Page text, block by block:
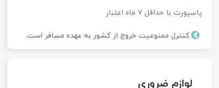
پاسپورت با حداقل 7 ماه اعتبار
کنترل ممنوعیت خروج از کشور به عهده مسافر است.
لوازم ضروری